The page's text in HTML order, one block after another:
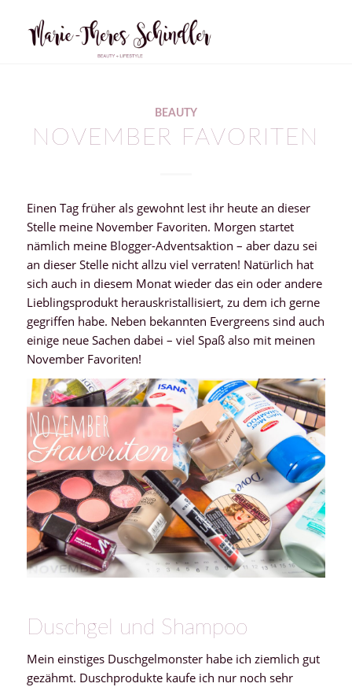
BEAUTY
NOVEMBER FAVORITEN
Einen Tag früher als gewohnt lest ihr heute an dieser
Stelle meine November Favoriten. Morgen startet
nämlich meine Blogger-Adventsaktion – aber dazu sei
an dieser Stelle nicht allzu viel verraten! Natürlich hat
sich auch in diesem Monat wieder das ein oder andere
Lieblingsprodukt herauskristallisiert, zu dem ich gerne
gegriffen habe. Neben bekannten Evergreens sind auch
einige neue Sachen dabei – viel Spaß also mit meinen
November Favoriten!
Duschgel und Shampoo
Mein einstiges Duschgelmonster habe ich ziemlich gut
gezähmt. Duschprodukte kaufe ich nur noch sehr